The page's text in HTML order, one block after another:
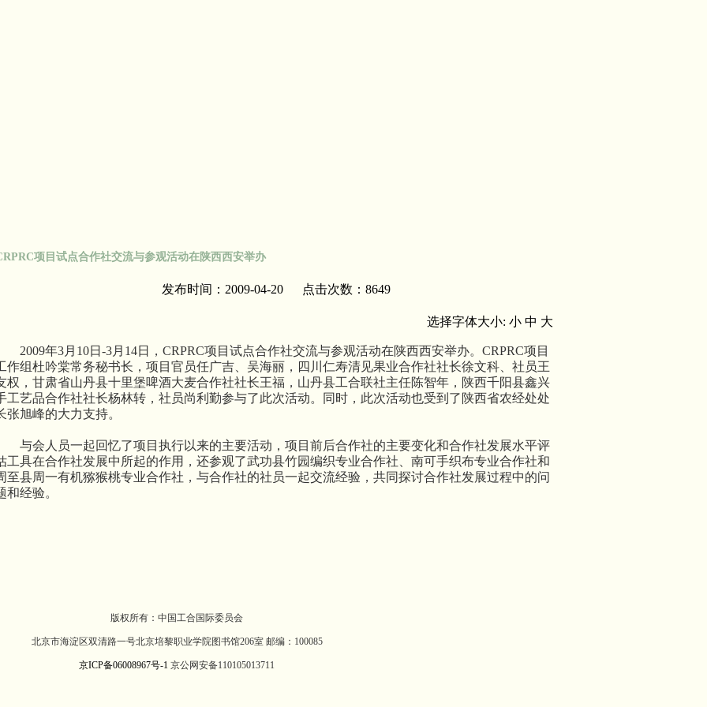
项目试点合作社交流与参观活动在陕西西安举办
发布时间：2009-04-20 点击次数：8649
选择字体大小: 小 中 大
2009年3月 10日 -3月 14日， CRPRC项目试点合作社交流与参观活动在陕西西安举办。 CRPRC项目
作组杜吟棠常务秘书长，项目官员任广吉、吴海丽，四川仁寿清见果业合作社社长徐文科、社员王
权，甘肃省山丹县十里堡啤酒大麦合作社社长王福，山丹县工合联社主任陈智年，陕西千阳县鑫兴
工艺品合作社社长杨林转，社员尚利勤参与了此次活动。同时，此次活动也受到了陕西省农经处处
张旭峰的大力支持。
与会人员一起回忆了项目执行以来的主要活动，项目前后合作社的主要变化和合作社发展水平评
工具在合作社发展中所起的作用，还参观了武功县竹园编织专业合作社、南可手织布专业合作社和
至县周一有机猕猴桃专业合作社，与合作社的社员一起交流经验，共同探讨合作社发展过程中的问
和经验。
版权所有：中国工合国际委员会
北京市海淀区双清路一号北京培黎职业学院图书馆206室 邮编：100085
京ICP备06008967号-1 京公网安备110105013711